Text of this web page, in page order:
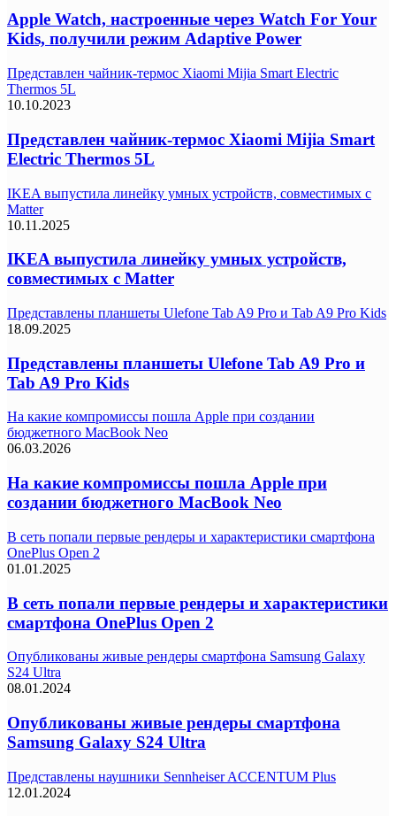
Apple Watch, настроенные через Watch For Your
Kids, получили режим Adaptive Power
Представлен чайник-термос Xiaomi Mijia Smart Electric
Thermos 5L
10.10.2023
Представлен чайник-термос Xiaomi Mijia Smart
Electric Thermos 5L
IKEA выпустила линейку умных устройств, совместимых с
Matter
10.11.2025
IKEA выпустила линейку умных устройств,
совместимых с Matter
Представлены планшеты Ulefone Tab A9 Pro и Tab A9 Pro Kids
18.09.2025
Представлены планшеты Ulefone Tab A9 Pro и
Tab A9 Pro Kids
На какие компромиссы пошла Apple при создании
бюджетного MacBook Neo
06.03.2026
На какие компромиссы пошла Apple при
создании бюджетного MacBook Neo
В сеть попали первые рендеры и характеристики смартфона
OnePlus Open 2
01.01.2025
В сеть попали первые рендеры и характеристики
смартфона OnePlus Open 2
Опубликованы живые рендеры смартфона Samsung Galaxy
S24 Ultra
08.01.2024
Опубликованы живые рендеры смартфона
Samsung Galaxy S24 Ultra
Представлены наушники Sennheiser ACCENTUM Plus
12.01.2024